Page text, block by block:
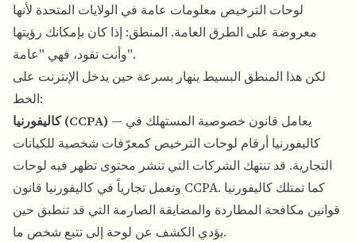
لوحات الترخيص معلومات عامة في الولايات المتحدة لأنها
معروضة على الطرق العامة. المنطق: إذا كان بإمكانك رؤيتها
وأنت تقود، فهي "عامة".
لكن هذا المنطق البسيط ينهار بسرعة حين يدخل الإنترنت على
الخط:
كاليفورنيا (CCPA) — يعامل قانون خصوصية المستهلك في
كاليفورنيا أرقام لوحات الترخيص كمعرّفات شخصية للكيانات
التجارية. قد تنتهك الشركات التي تنشر محتوى تظهر فيه لوحات
وتعمل تجارياً في كاليفورنيا قانون CCPA. كما تمتلك كاليفورنيا
قوانين مكافحة المطاردة والمضايقة الصارمة التي قد تنطبق حين
يؤدي الكشف عن لوحة إلى تتبع شخص ما.